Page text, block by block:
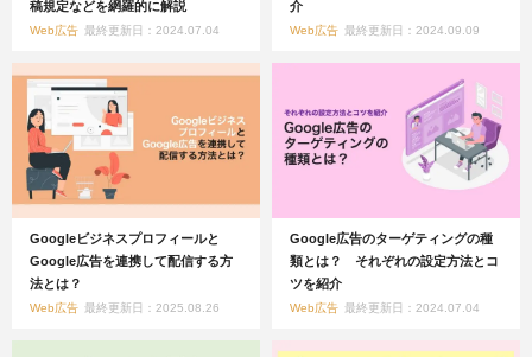
稿規定などを網羅的に解説
Web広告 最終更新日：2024.07.04
介
Web広告 最終更新日：2024.09.09
Googleビジネスプロフィールと
Google広告を連携して配信する方
法とは？
Web広告 最終更新日：2025.08.26
Google広告のターゲティングの種
類とは？ それぞれの設定方法とコ
ツを紹介
Web広告 最終更新日：2024.07.04